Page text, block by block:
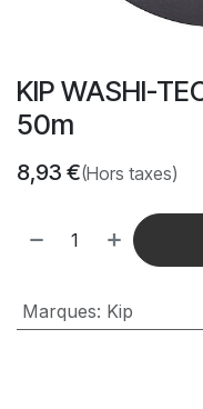
KIP WASHI-
50m
8,93 €(Hors taxes)
Marques: Kip